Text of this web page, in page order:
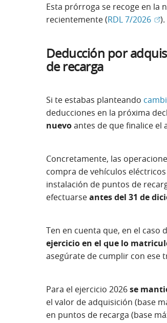
Esta prórroga se recoge en la
recientemente (RDL 7/2026 ).
Deducción por
de recarga
Si te estabas planteando
deducciones en la próxima
nuevoantes de que finalice el
Concretamente, las
compra de vehículos
instalación de puntos de
efectuarseantes del 31 de
Ten en cuenta que, en el caso
ejercicio en el que lo
asegúrate de cumplir con ese
Para el ejercicio 2026se
el valor de adquisición (base
en puntos de recarga (base